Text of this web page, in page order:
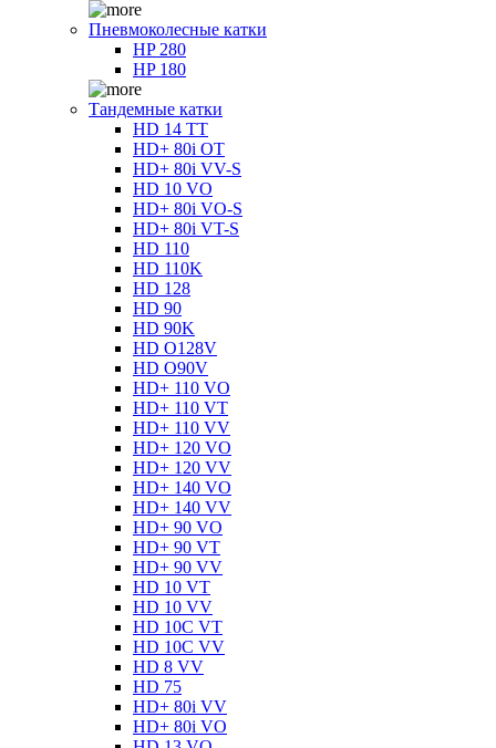
Пневмоколесные катки
HP 280
HP 180
Тандемные катки
HD 14 TT
HD+ 80i OT
HD+ 80i VV-S
HD 10 VO
HD+ 80i VO-S
HD+ 80i VT-S
HD 110
HD 110K
HD 128
HD 90
HD 90K
HD O128V
HD O90V
HD+ 110 VO
HD+ 110 VT
HD+ 110 VV
HD+ 120 VO
HD+ 120 VV
HD+ 140 VO
HD+ 140 VV
HD+ 90 VO
HD+ 90 VT
HD+ 90 VV
HD 10 VT
HD 10 VV
HD 10C VT
HD 10C VV
HD 8 VV
HD 75
HD+ 80i VV
HD+ 80i VO